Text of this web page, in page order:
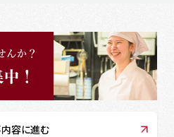
容に進む